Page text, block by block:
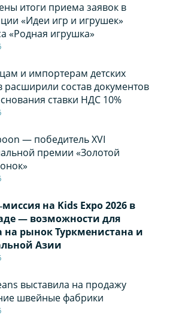
итоги приема заявок в
«Идеи игр и игрушек»
«Родная игрушка»
и импортерам детских
расширили состав документов
ставки НДС 10%
— победитель XVI
премии «Золотой
на Kids Expo 2026 в
— возможности для
на рынок Туркменистана и
Азии
выставила на продажу
швейные фабрики